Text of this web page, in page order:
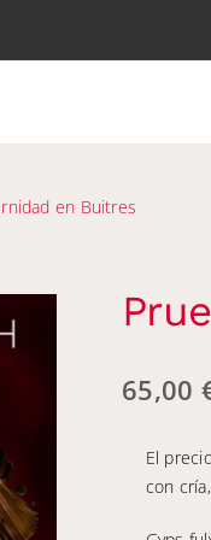
en Buitres
65,00
El
con